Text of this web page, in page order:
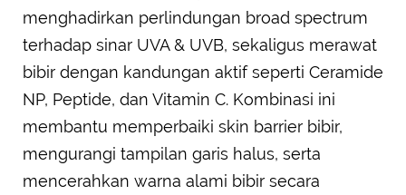
menghadirkan perlindungan broad spectrum
terhadap sinar UVA & UVB, sekaligus merawat
bibir dengan kandungan aktif seperti Ceramide
NP, Peptide, dan Vitamin C. Kombinasi ini
membantu memperbaiki skin barrier bibir,
mengurangi tampilan garis halus, serta
mencerahkan warna alami bibir secara